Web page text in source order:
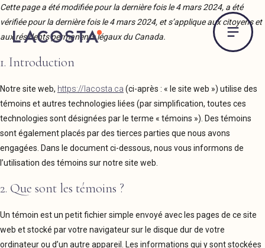
Cette page a été modifiée pour la dernière fois le 4 mars 2024, a été
vérifiée pour la dernière fois le 4 mars 2024, et s’applique aux citoyens et
aux résidents permanents légaux du Canada.
1. Introduction
Notre site web, https://lacosta.ca (ci-après : « le site web ») utilise des
témoins et autres technologies liées (par simplification, toutes ces
technologies sont désignées par le terme « témoins »). Des témoins
sont également placés par des tierces parties que nous avons
engagées. Dans le document ci-dessous, nous vous informons de
l’utilisation des témoins sur notre site web.
2. Que sont les témoins ?
Un témoin est un petit fichier simple envoyé avec les pages de ce site
web et stocké par votre navigateur sur le disque dur de votre
ordinateur ou d’un autre appareil. Les informations qui y sont stockées